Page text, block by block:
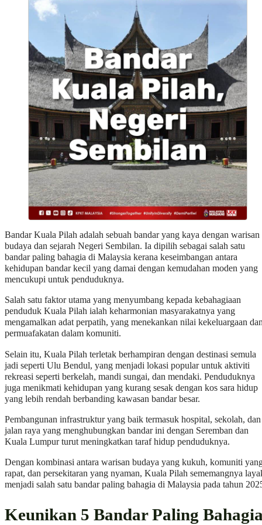
Bandar Kuala Pilah adalah sebuah bandar yang kaya dengan warisan
budaya dan sejarah Negeri Sembilan. Ia dipilih sebagai salah satu
bandar paling bahagia di Malaysia kerana keseimbangan antara
kehidupan bandar kecil yang damai dengan kemudahan moden yang
mencukupi untuk penduduknya.
Salah satu faktor utama yang menyumbang kepada kebahagiaan
penduduk Kuala Pilah ialah keharmonian masyarakatnya yang
mengamalkan adat perpatih, yang menekankan nilai kekeluargaan
permuafakatan dalam komuniti.
Selain itu, Kuala Pilah terletak berhampiran dengan destinasi semula
jadi seperti Ulu Bendul, yang menjadi lokasi popular untuk aktiviti
rekreasi seperti berkelah, mandi sungai, dan mendaki. Penduduknya
juga menikmati kehidupan yang kurang sesak dengan kos sara hidup
yang lebih rendah berbanding kawasan bandar besar.
Pembangunan infrastruktur yang baik termasuk hospital, sekolah, dan
jalan raya yang menghubungkan bandar ini dengan Seremban dan
Kuala Lumpur turut meningkatkan taraf hidup penduduknya.
Dengan kombinasi antara warisan budaya yang kukuh, komuniti
rapat, dan persekitaran yang nyaman, Kuala Pilah sememangnya
menjadi salah satu bandar paling bahagia di Malaysia pada tahun
Keunikan 5 Bandar Paling